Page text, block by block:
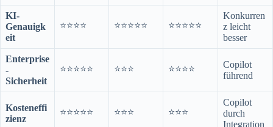
KI-
Genauigk
eit
⭐⭐⭐⭐ ⭐⭐⭐⭐⭐ ⭐⭐⭐⭐⭐
Konkurren
z leicht
besser
Enterprise
-
Sicherheit
⭐⭐⭐⭐⭐ ⭐⭐⭐ ⭐⭐⭐⭐
Copilot
führend
Kosteneffi
zienz
⭐⭐⭐⭐⭐ ⭐⭐⭐ ⭐⭐⭐
Copilot
durch
Integration